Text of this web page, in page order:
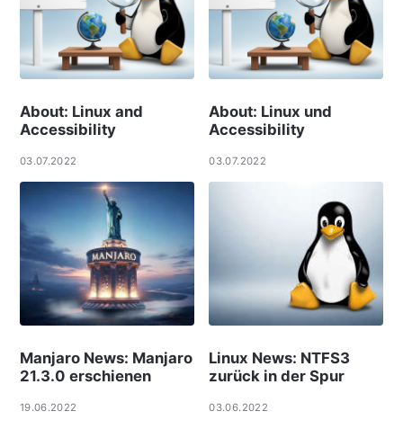
About: Linux and
Accessibility
03.07.2022
About: Linux und
Accessibility
03.07.2022
Manjaro News: Manjaro
21.3.0 erschienen
19.06.2022
Linux News: NTFS3
zurück in der Spur
03.06.2022